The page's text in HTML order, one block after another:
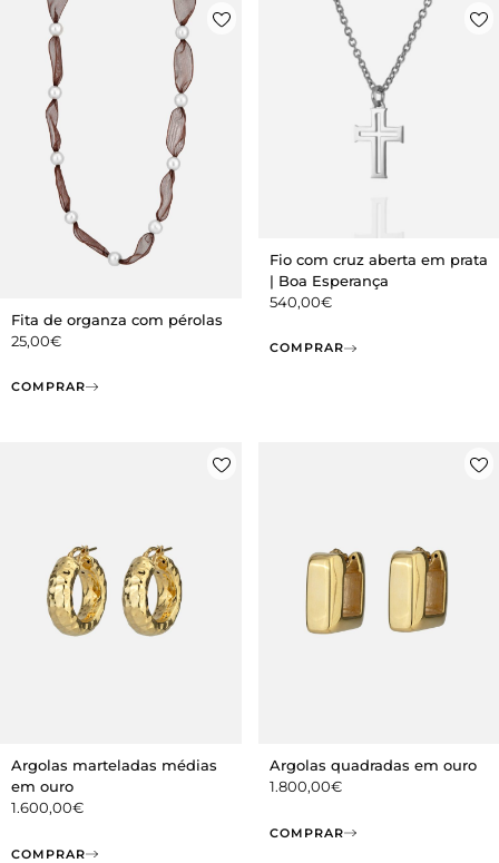
Fita de organza com pérolas
25,00€
COMPRAR
Fio com cruz aberta em prata
| Boa Esperança
540,00€
COMPRAR
Argolas marteladas médias
em ouro
1.600,00€
COMPRAR
Argolas quadradas em ouro
1.800,00€
COMPRAR